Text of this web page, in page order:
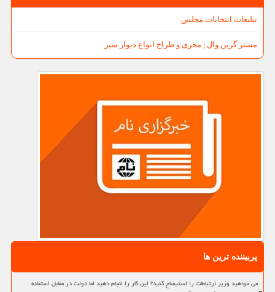
تبلیغات انتخابات مجلس
مستر گرین وال | مجری و طراح انواع دیوار سبز
پربیننده ترین ها
می خواهید وزیر ارتباطات را استیضاح کنید؟ این کار را انجام دهید اما دولت در مقابل استفاده